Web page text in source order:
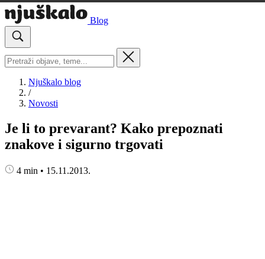
Blog
Njuškalo blog
/
Novosti
Je li to prevarant? Kako prepoznati
znakove i sigurno trgovati
4 min • 15.11.2013.